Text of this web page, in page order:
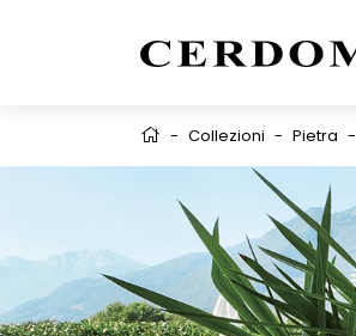
- Collezioni - Pietra -